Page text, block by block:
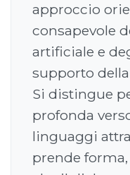
approccio
consapevole
artificiale e
supporto
Si distingue
profonda
linguaggi
prende